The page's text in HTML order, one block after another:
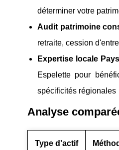
déterminer votre
Audit patrimoine
retraite, cession
Expertise locale
Espelette pour
spécificités régionales
Analyse
Type d'actif